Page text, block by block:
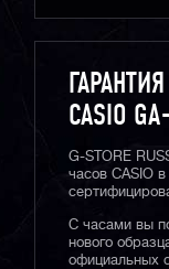
CASIO
G-STORE
часов CASIO
С часами вы
нового
официальных